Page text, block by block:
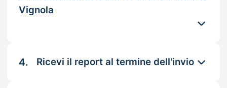
Vignola
4. Ricevi il report al termine dell'invio